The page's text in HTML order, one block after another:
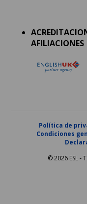
AFILIACIONES
Política de
Condiciones
© 2026 ESL -